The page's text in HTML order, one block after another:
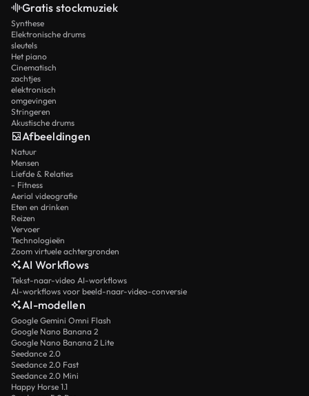
Gratis stockmuziek
Synthese
Elektronische drums
sleutels
Het piano
Cinematisch
zachtjes
elektronisch
omgevingen
Stringeren
Akustische drums
Afbeeldingen
Natuur
Mensen
Liefde & Relaties
- Fitness
Aerial videografie
Eten en drinken
Reizen
Vervoer
Technologieën
Zoom virtuele achtergronden
AI Workflows
Tekst-naar-video AI-workflows
AI-workflows voor beeld-naar-video-conversie
AI-modellen
Google Gemini Omni Flash
Google Nano Banana 2
Google Nano Banana 2 Lite
Seedance 2.0
Seedance 2.0 Fast
Seedance 2.0 Mini
Happy Horse 1.1